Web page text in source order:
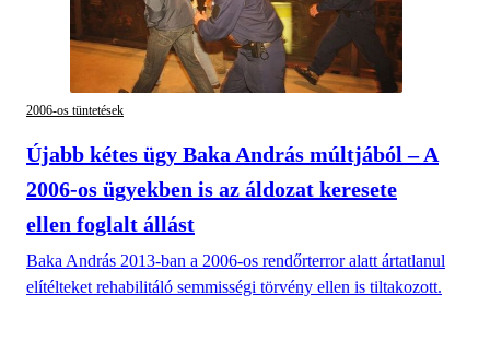
2006-os tüntetések
Újabb kétes ügy Baka András múltjából – A
2006-os ügyekben is az áldozat keresete
ellen foglalt állást
Baka András 2013-ban a 2006-os rendőrterror alatt ártatlanul
elítélteket rehabilitáló semmisségi törvény ellen is tiltakozott.